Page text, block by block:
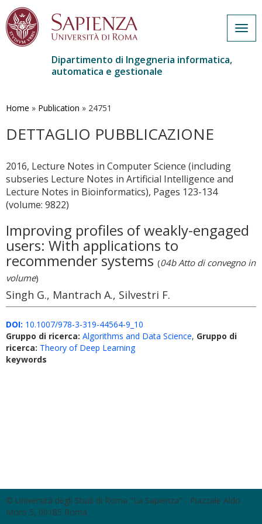
contenuto
Dipartimento di Ingegneria informatica,
automatica e gestionale
Home » Publication » 24751
DETTAGLIO PUBBLICAZIONE
2016, Lecture Notes in Computer Science (including
subseries Lecture Notes in Artificial Intelligence and
Lecture Notes in Bioinformatics), Pages 123-134
(volume: 9822)
Improving profiles of weakly-engaged
users: With applications to
recommender systems (04b Atto di convegno in
volume)
Singh G., Mantrach A., Silvestri F.
DOI: 10.1007/978-3-319-44564-9_10
Gruppo di ricerca: Algorithms and Data Science, Gruppo di
ricerca: Theory of Deep Learning
keywords
© Università degli Studi di Roma "La Sapienza" - Piazzale Aldo
Moro 5, 00185 Roma